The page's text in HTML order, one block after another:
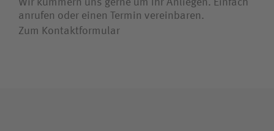
Wir kümmern uns gerne um Ihr Anliegen. Einfach
anrufen oder einen Termin vereinbaren.
Zum Kontaktformular